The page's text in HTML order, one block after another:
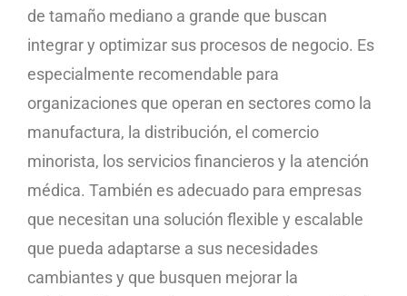
de tamaño mediano a grande que buscan
integrar y optimizar sus procesos de negocio. Es
especialmente recomendable para
organizaciones que operan en sectores como la
manufactura, la distribución, el comercio
minorista, los servicios financieros y la atención
médica. También es adecuado para empresas
que necesitan una solución flexible y escalable
que pueda adaptarse a sus necesidades
cambiantes y que busquen mejorar la